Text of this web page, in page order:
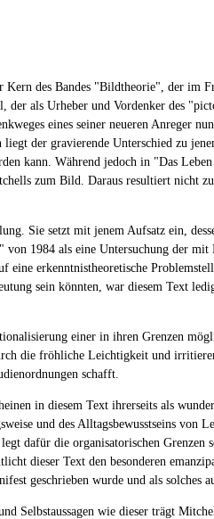
des Bandes "Bildtheorie", der im
als Urheber und Vordenker des
eines seiner neueren Anreger
der gravierende Unterschied zu
kann. Während jedoch in "Das
zum Bild. Daraus resultiert nicht
Sie setzt mit jenem Aufsatz ein,
1984 als eine Untersuchung der mit
erkenntnistheoretische
sein könnten, war diesem Text
einer in ihren Grenzen
die fröhliche Leichtigkeit und
schafft.
in diesem Text ihrerseits als
und des Alltagsbewusstseins von
dafür die organisatorischen Grenzen
dieser Text den besonderen
geschrieben wurde und als solches
wie dieser trägt